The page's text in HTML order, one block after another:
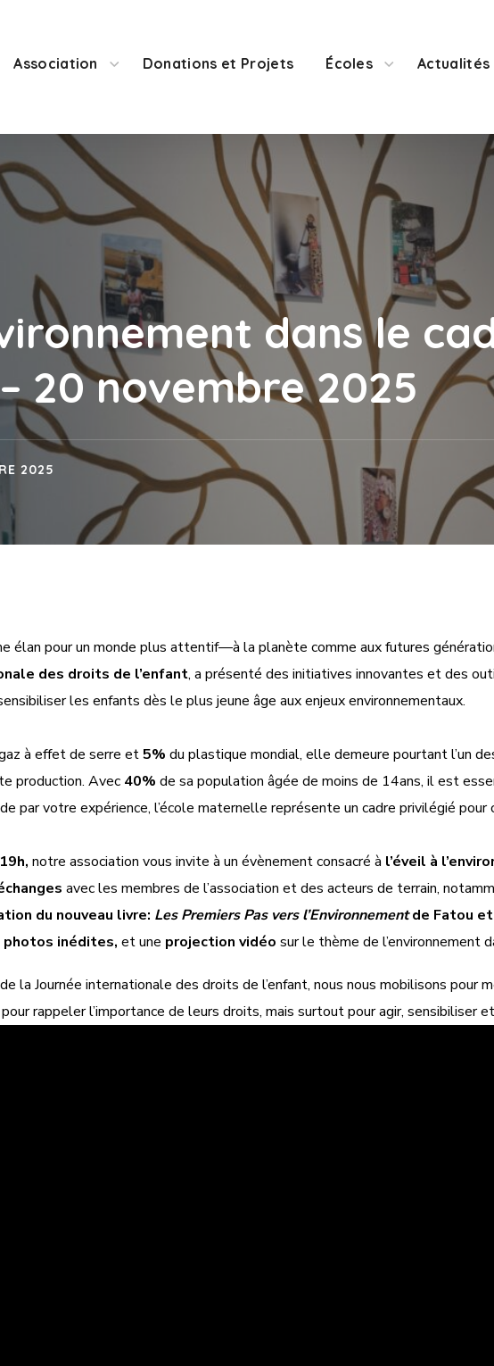
Association Donations et Projets Écoles Actualités
dans le
20 novembre 2025
2025
élan pour un monde plus attentif—à la planète comme aux futures
des droits de l’enfant, a présenté des initiatives innovantes et des
les enfants dès le plus jeune âge aux enjeux environnementaux.
à effet de serre et5% du plastique mondial, elle demeure pourtant l’un
production. Avec 40% de sa population âgée de moins de 14ans, il est
par votre expérience, l’école maternelle représente un cadre privilégié
notre association vous invite à un évènement consacré à l’éveil à
avec les membres de l’association et des acteurs de terrain,
du nouveau livre: Les Premiers Pas vers l’Environnementde Fatou
inédites, et une projection vidéo sur le thème de l’environnement
de la Journée internationale des droits de l’enfant, nous nous mobilisons pour
rappeler l’importance de leurs droits, mais surtout pour agir, sensibiliser